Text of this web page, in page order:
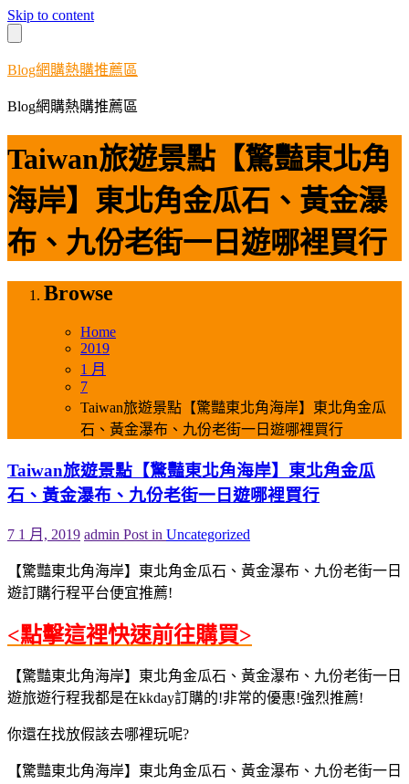
Skip to content
Blog網購熱購推薦區
Blog網購熱購推薦區
Taiwan旅遊景點【驚豔東北角
海岸】東北角金瓜石、黃金瀑
布、九份老街一日遊哪裡買行
Browse
Home
2019
1 月
7
Taiwan旅遊景點【驚豔東北角海岸】東北角金瓜
石、黃金瀑布、九份老街一日遊哪裡買行
Taiwan旅遊景點【驚豔東北角海岸】東北角金瓜
石、黃金瀑布、九份老街一日遊哪裡買行
7 1 月, 2019 admin Post in Uncategorized
【驚豔東北角海岸】東北角金瓜石、黃金瀑布、九份老街一日
遊訂購行程平台便宜推薦!
<點擊這裡快速前往購買>
【驚豔東北角海岸】東北角金瓜石、黃金瀑布、九份老街一日
遊旅遊行程我都是在kkday訂購的!非常的優惠!強烈推薦!
你還在找放假該去哪裡玩呢?
【驚豔東北角海岸】東北角金瓜石、黃金瀑布、九份老街一日